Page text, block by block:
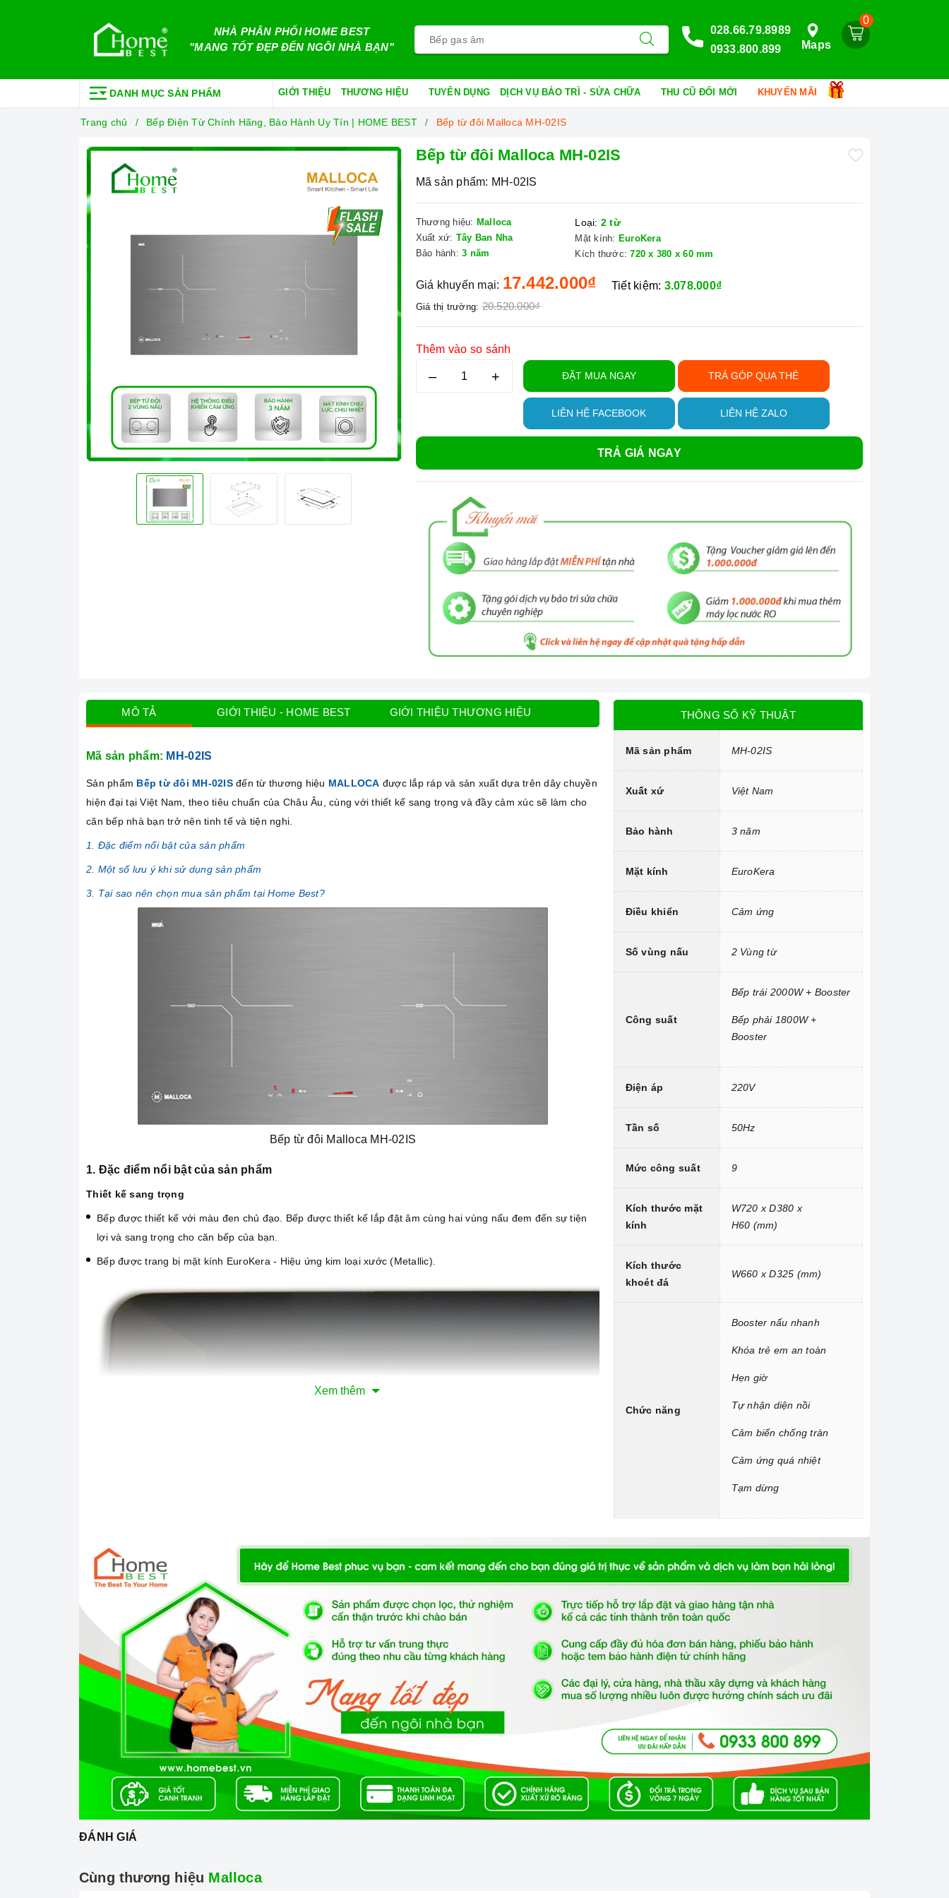
NHÀ PHÂN PHỐI HOME BEST
"MANG TỐT ĐẸP ĐẾN NGÔI NHÀ BẠN"
0
Maps
028.66.79.8989
0933.800.899
DANH MỤC SẢN PHẨM GIỚI THIỆU THƯƠNG HIỆU TUYỂN DỤNG DỊCH VỤ BẢO TRÌ - SỬA CHỮA THU CŨ ĐỔI MỚI KHUYẾN MÃI
Trang chủ Bếp Điện Từ Chính Hãng, Bảo Hành Uy Tín | HOME BEST Bếp từ đôi Malloca MH-02IS
Bếp từ đôi Malloca MH-02IS
Mã sản phẩm: MH-02IS
Thương hiệu: Malloca
Xuất xứ: Tây Ban Nha
Bảo hành: 3 năm
Loại: 2 từ
Mặt kính: EuroKera
Kích thước: 720 x 380 x 60 mm
Giá khuyến mại: 17.442.000₫
Giá thị trường: 20.520.000₫
Tiết kiệm: 3.078.000₫
Thêm vào so sánh
– + ĐẶT MUA NGAY TRẢ GÓP QUA THẺ
LIÊN HỆ FACEBOOK LIÊN HỆ ZALO
TRẢ GIÁ NGAY
MÔ TẢ GIỚI THIỆU - HOME BEST GIỚI THIỆU THƯƠNG HIỆU
Mã sản phẩm: MH-02IS
Sản phẩm Bếp từ đôi MH-02ISđến từ thương hiệu MALLOCA được lắp ráp và sản xuất dựa trên dây chuyền
hiện đại tại Việt Nam, theo tiêu chuẩn của Châu Âu, cùng với thiết kế sang trọng và đầy cảm xúc sẽ làm cho
căn bếp nhà bạn trở nên tinh tế và tiện nghi.
1. Đặc điểm nổi bật của sản phẩm
2. Một số lưu ý khi sử dụng sản phẩm
3. Tại sao nên chọn mua sản phẩm tại Home Best?
Bếp từ đôi Malloca MH-02IS
1. Đặc điểm nổi bật của sản phẩm
Thiết kế sang trọng
Bếp được thiết kế với màu đen chủ đạo. Bếp được thiết kế lắp đặt âm cùng hai vùng nấu đem đến sự tiện
lợi và sang trọng cho căn bếp của bạn.
Bếp được trang bị mặt kính EuroKera - Hiệu ứng kim loại xước (Metallic).
Mặt kính Eurokera chịu lực, chịu nhiệt
Công nghệ hiện đại
Linh kiện Copreci - Tây Ban Nha.
Công nghệ biến tần INVERTER tiết kiệm 40% điện năng.
Trang bị 9 dải công suất nấu.
Xem thêm
THÔNG SỐ KỸ THUẬT
Mã sản phẩm MH-02IS
Xuất xứ Việt Nam
Bảo hành 3 năm
Mặt kính EuroKera
Điều khiển Cảm ứng
Số vùng nấu 2 Vùng từ
Công suất
Bếp trái 2000W + Booster
Bếp phải 1800W +
Booster
Điện áp 220V
Tần số 50Hz
Mức công suất 9
Kích thước mặt
kính
W720 x D380 x
H60 (mm)
Kích thước
khoét đá
W660 x D325 (mm)
Chức năng
Booster nấu nhanh
Khóa trẻ em an toàn
Hẹn giờ
Tự nhận diện nồi
Cảm biến chống tràn
Cảm ứng quá nhiệt
Tạm dừng
ĐÁNH GIÁ
Cùng thương hiệu Malloca